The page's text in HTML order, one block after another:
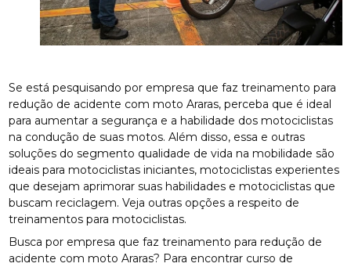
Se está pesquisando por empresa que faz treinamento para
redução de acidente com moto Araras, perceba que é ideal
para aumentar a segurança e a habilidade dos motociclistas
na condução de suas motos. Além disso, essa e outras
soluções do segmento qualidade de vida na mobilidade são
ideais para motociclistas iniciantes, motociclistas experientes
que desejam aprimorar suas habilidades e motociclistas que
buscam reciclagem. Veja outras opções a respeito de
treinamentos para motociclistas.
Busca por empresa que faz treinamento para redução de
acidente com moto Araras? Para encontrar curso de